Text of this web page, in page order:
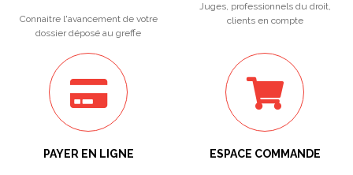
Connaitre l'avancement de votre
dossier déposé au greffe
Juges, professionnels du droit,
clients en compte
PAYER EN LIGNE ESPACE COMMANDE